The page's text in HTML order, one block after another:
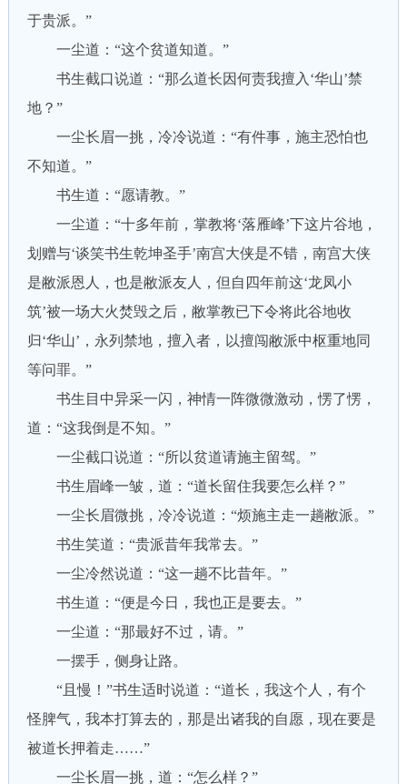
于贵派。”
一尘道：“这个贫道知道。”
书生截口说道：“那么道长因何责我擅入‘华山’禁
地？”
一尘长眉一挑，冷冷说道：“有件事，施主恐怕也
不知道。”
书生道：“愿请教。”
一尘道：“十多年前，掌教将‘落雁峰’下这片谷地，
划赠与‘谈笑书生乾坤圣手’南宫大侠是不错，南宫大侠
是敝派恩人，也是敝派友人，但自四年前这‘龙凤小
筑’被一场大火焚毁之后，敝掌教已下令将此谷地收
归‘华山’，永列禁地，擅入者，以擅闯敝派中枢重地同
等问罪。”
书生目中异采一闪，神情一阵微微激动，愣了愣，
道：“这我倒是不知。”
一尘截口说道：“所以贫道请施主留驾。”
书生眉峰一皱，道：“道长留住我要怎么样？”
一尘长眉微挑，冷冷说道：“烦施主走一趟敝派。”
书生笑道：“贵派昔年我常去。”
一尘冷然说道：“这一趟不比昔年。”
书生道：“便是今日，我也正是要去。”
一尘道：“那最好不过，请。”
一摆手，侧身让路。
“且慢！”书生适时说道：“道长，我这个人，有个
怪脾气，我本打算去的，那是出诸我的自愿，现在要是
被道长押着走……”
一尘长眉一挑，道：“怎么样？”